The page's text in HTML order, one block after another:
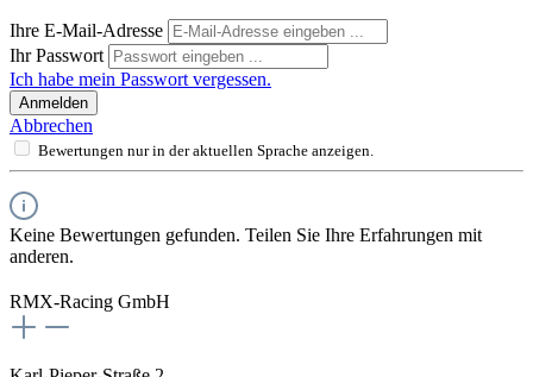
Ihre E-Mail-Adresse
Ihr Passwort
Ich habe mein Passwort vergessen.
Anmelden
Abbrechen
Bewertungen nur in der aktuellen Sprache anzeigen.
Keine Bewertungen gefunden. Teilen Sie Ihre Erfahrungen mit
anderen.
RMX-Racing GmbH